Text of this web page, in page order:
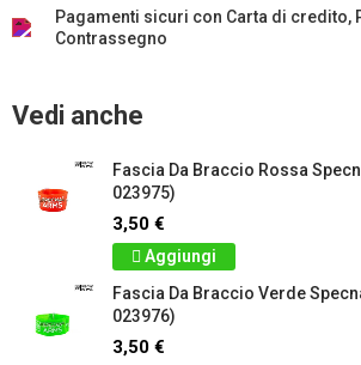
Pagamenti sicuri con Carta di credito,
Contrassegno
Vedi anche
Fascia Da Braccio Rossa
023975)
3,50 €
Aggiungi
Fascia Da Braccio Verde
023976)
3,50 €